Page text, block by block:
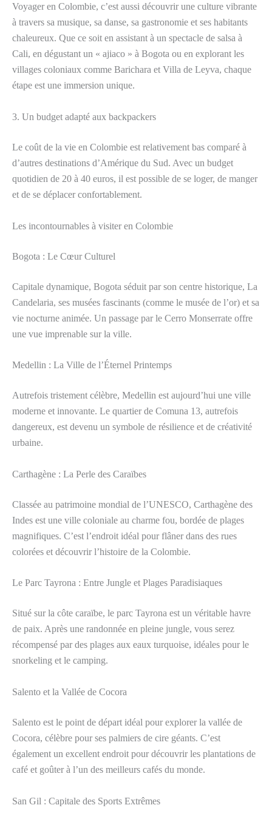
Voyager en Colombie, c’est aussi découvrir une culture vibrante
à travers sa musique, sa danse, sa gastronomie et ses habitants
chaleureux. Que ce soit en assistant à un spectacle de salsa à
Cali, en dégustant un « ajiaco » à Bogota ou en explorant les
villages coloniaux comme Barichara et Villa de Leyva, chaque
étape est une immersion unique.
3. Un budget adapté aux backpackers
Le coût de la vie en Colombie est relativement bas comparé à
d’autres destinations d’Amérique du Sud. Avec un budget
quotidien de 20 à 40 euros, il est possible de se loger, de manger
et de se déplacer confortablement.
Les incontournables à visiter en Colombie
Bogota : Le Cœur Culturel
Capitale dynamique, Bogota séduit par son centre historique, La
Candelaria, ses musées fascinants (comme le musée de l’or) et sa
vie nocturne animée. Un passage par le Cerro Monserrate offre
une vue imprenable sur la ville.
Medellin : La Ville de l’Éternel Printemps
Autrefois tristement célèbre, Medellin est aujourd’hui une ville
moderne et innovante. Le quartier de Comuna 13, autrefois
dangereux, est devenu un symbole de résilience et de créativité
urbaine.
Carthagène : La Perle des Caraïbes
Classée au patrimoine mondial de l’UNESCO, Carthagène des
Indes est une ville coloniale au charme fou, bordée de plages
magnifiques. C’est l’endroit idéal pour flâner dans des rues
colorées et découvrir l’histoire de la Colombie.
Le Parc Tayrona : Entre Jungle et Plages Paradisiaques
Situé sur la côte caraïbe, le parc Tayrona est un véritable havre
de paix. Après une randonnée en pleine jungle, vous serez
récompensé par des plages aux eaux turquoise, idéales pour le
snorkeling et le camping.
Salento et la Vallée de Cocora
Salento est le point de départ idéal pour explorer la vallée de
Cocora, célèbre pour ses palmiers de cire géants. C’est
également un excellent endroit pour découvrir les plantations de
café et goûter à l’un des meilleurs cafés du monde.
San Gil : Capitale des Sports Extrêmes